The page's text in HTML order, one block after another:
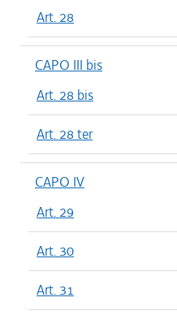
Art. 28
CAPO III bis
Art. 28 bis
Art. 28 ter
CAPO IV
Art. 29
Art. 30
Art. 31